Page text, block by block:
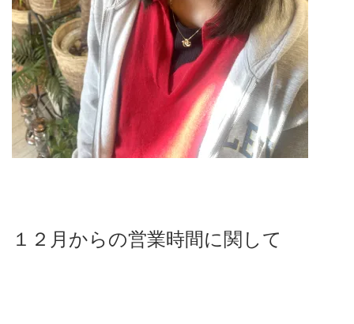
１２ 月からの営業時間に関して